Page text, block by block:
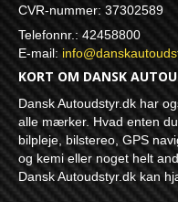
CVR-nummer: 37302589
Telefonnr.: 42458800
E-mail:
KORT OM DANSK
Dansk Autoudstyr.dk har
alle mærker. Hvad enten
bilpleje, bilstereo, GPS
og kemi eller noget helt
Dansk Autoudstyr.dk kan